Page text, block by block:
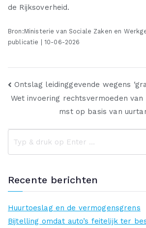
de Rijksoverheid.
Bron:Ministerie van Sociale Zaken en
publicatie | 10-06-2026
Bericht
navigatie
Ontslag leidinggevende wegens
Wet invoering rechtsvermoeden
mst op basis van
Recente berichten
Huurtoeslag en de vermogensgrens
Bijtelling omdat auto’s feitelijk ter